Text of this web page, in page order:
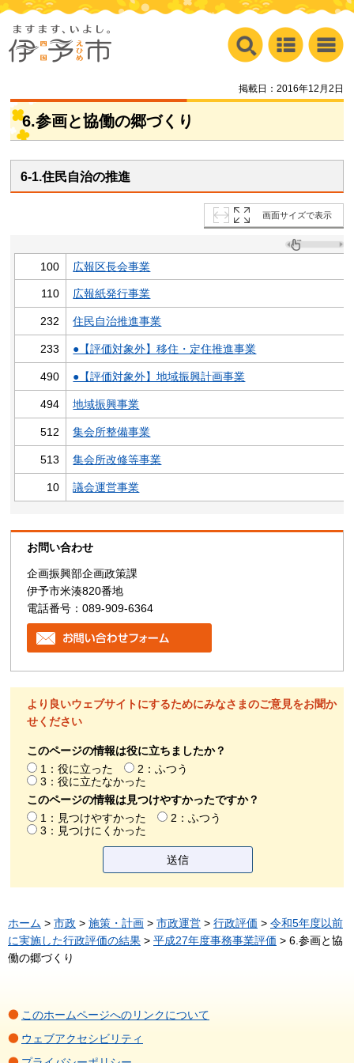
掲載日：2016年12月2日
6.参画と協働の郷づくり
6-1.住民自治の推進
画面サイズで表示
100 広報区長会事業
110 広報紙発行事業
232 住民自治推進事業
233 ●【評価対象外】移住・定住推進事業
490 ●【評価対象外】地域振興計画事業
494 地域振興事業
512 集会所整備事業
513 集会所改修等事業
10 議会運営事業
お問い合わせ
企画振興部企画政策課
伊予市米湊820番地
電話番号：089-909-6364
より良いウェブサイトにするためにみなさまのご意見をお聞か
せください
このページの情報は役に立ちましたか？
1：役に立った
2：ふつう
3：役に立たなかった
このページの情報は見つけやすかったですか？
1：見つけやすかった
2：ふつう
3：見つけにくかった
ホーム > 市政 > 施策・計画 > 市政運営 > 行政評価 > 令和5年度以前
に実施した行政評価の結果 > 平成27年度事務事業評価 > 6.参画と協
働の郷づくり
このホームページへのリンクについて
ウェブアクセシビリティ